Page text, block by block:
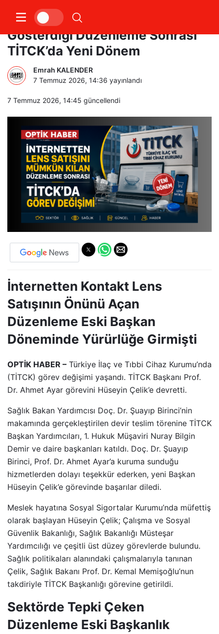
Optik Sektörünün Tepki
Gösterdiği Düzenleme Sonrası
TİTCK’da Yeni Dönem
Emrah KALENDER
7 Temmuz 2026, 14:36 yayınlandı
7 Temmuz 2026, 14:45 güncellendi
İnternetten Kontakt Lens
Satışının Önünü Açan
Düzenleme Eski Başkan
Döneminde Yürürlüğe Girmişti
OPTİK HABER – Türkiye İlaç ve Tıbbi Cihaz Kurumu’nda
(TİTCK) görev değişimi yaşandı. TİTCK Başkanı Prof.
Dr. Ahmet Ayar görevini Hüseyin Çelik’e devretti.
Sağlık Bakan Yardımcısı Doç. Dr. Şuayıp Birinci’nin
makamında gerçekleştirilen devir teslim törenine TİTCK
Başkan Yardımcıları, 1. Hukuk Müşaviri Nuray Bilgin
Demir ve daire başkanları katıldı. Doç. Dr. Şuayıp
Birinci, Prof. Dr. Ahmet Ayar’a kuruma sunduğu
hizmetlerden dolayı teşekkür ederken, yeni Başkan
Hüseyin Çelik’e görevinde başarılar diledi.
Meslek hayatına Sosyal Sigortalar Kurumu’nda müfettiş
olarak başlayan Hüseyin Çelik; Çalışma ve Sosyal
Güvenlik Bakanlığı, Sağlık Bakanlığı Müsteşar
Yardımcılığı ve çeşitli üst düzey görevlerde bulundu.
Sağlık politikaları alanındaki çalışmalarıyla tanınan
Çelik, Sağlık Bakanı Prof. Dr. Kemal Memişoğlu’nun
takdiriyle TİTCK Başkanlığı görevine getirildi.
Sektörde Tepki Çeken
Düzenleme Eski Başkanlık